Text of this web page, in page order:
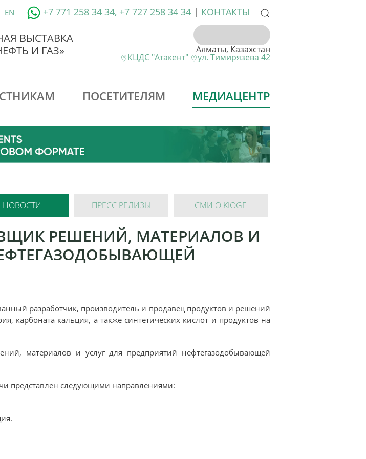
EN +7 771 258 34 34, +7 727 258 34 34 | КОНТАКТЫ
ВЫСТАВКА
И ГАЗ»
Алматы, Казахстан
КЦДС "Атакент" ул. Тимирязева 42
ПОСЕТИТЕЛЯМ МЕДИАЦЕНТР
НОВОСТИ ПРЕСС РЕЛИЗЫ СМИ О KIOGE
РЕШЕНИЙ, МАТЕРИАЛОВ И
разработчик, производитель и продавец продуктов и решений
карбоната кальция, а также синтетических кислот и продуктов на
материалов и услуг для предприятий нефтегазодобывающей
представлен следующими направлениями: